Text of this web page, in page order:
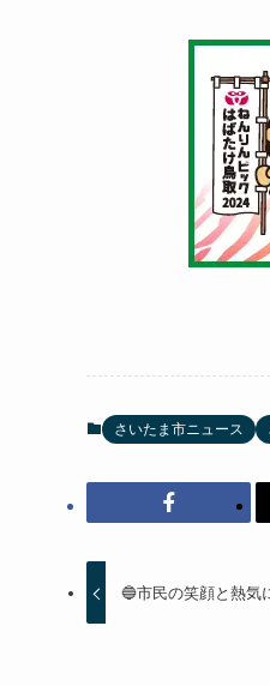
さいたま市ニュース
🔵市民の笑顔と熱気